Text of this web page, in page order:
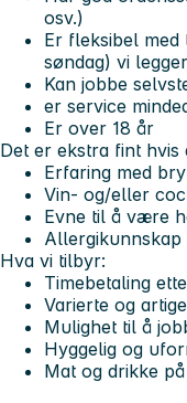
osv.)
Er fleksibel
søndag) vi
Kan jobbe
er service
Er over 18 år
Det er ekstra fint hvis
Erfaring med
Vin- og/eller
Evne til å være
Allergikunnskap
Hva vi tilbyr:
Timebetaling
Varierte og
Mulighet til å
Hyggelig og
Mat og drikke